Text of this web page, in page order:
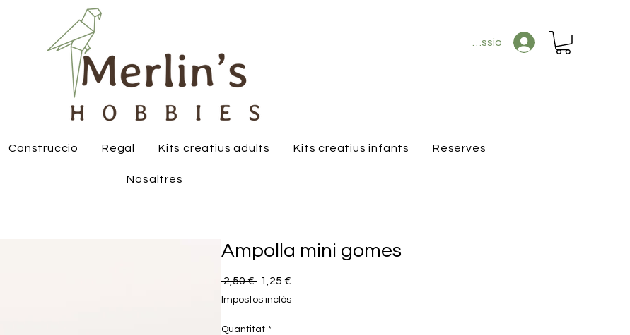
Inicia la sessió
Construcció Regal Kits creatius adults Kits creatius infants Reserves
Nosaltres
Ampolla mini gomes
2,50 € Preu
normal
1,25 €
Impostos inclòs
Quantitat *